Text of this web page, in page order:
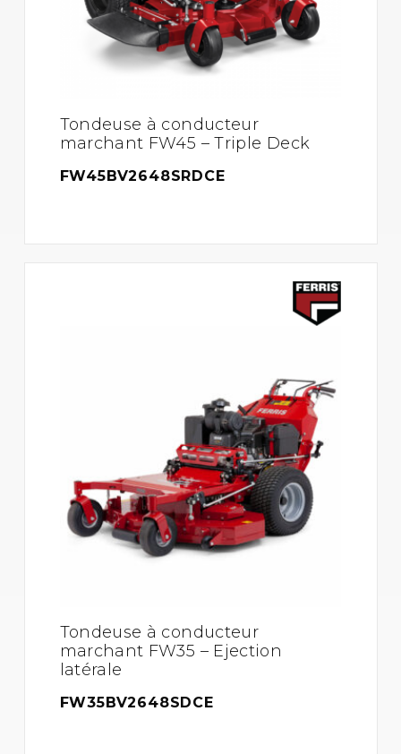
Tondeuse à conducteur
marchant FW45 – Triple Deck
FW45BV2648SRDCE
Tondeuse à conducteur
marchant FW35 – Ejection
latérale
FW35BV2648SDCE